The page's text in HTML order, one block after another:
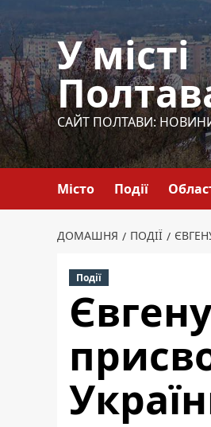
до
вмісту
У місті
САЙТ ПОЛТАВИ:
Місто Події
ДОМАШНЯ ПОДІЇ
Події